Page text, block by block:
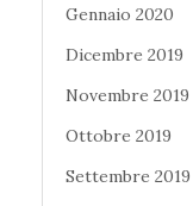
Gennaio 2020
Dicembre 2019
Novembre 2019
Ottobre 2019
Settembre 2019